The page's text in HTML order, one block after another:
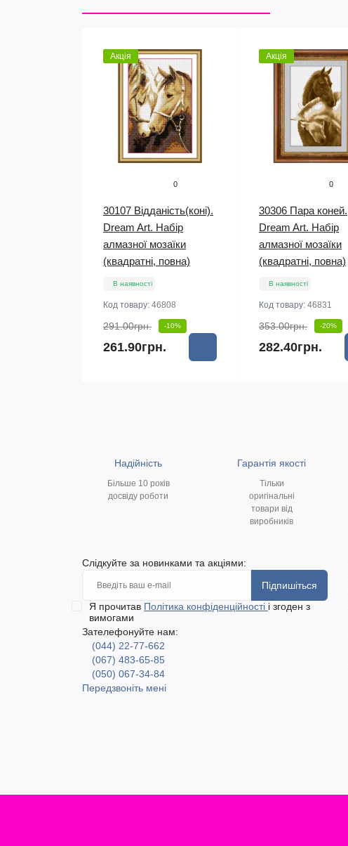
Акція
0
30107 Відданість(коні).
Dream Art. Набір
алмазної мозаїки
(квадратні, повна)
В наявності
Код товару: 46808
291.00грн. -10%
261.90грн.
Акція
0
30306 Пара коней.
Dream Art. Набір
алмазної мозаїки
(квадратні, повна)
В наявності
Код товару: 46831
353.00грн. -20%
282.40грн.
Надійність
Більше 10 років
досвіду роботи
Гарантія якості
Тільки
оригінальні
товари від
виробників
Слідкуйте за новинками та акціями:
Підпишіться
Я прочитав Політика конфіденційності і згоден з
вимогами
Зателефонуйте нам:
(044) 22-77-662
(067) 483-65-85
(050) 067-34-84
Передзвоніть мені